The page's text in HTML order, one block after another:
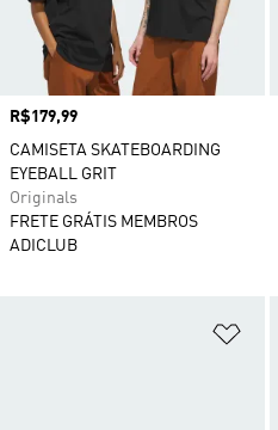
Preço
R$179,99
CAMISETA SKATEBOARDING
EYEBALL GRIT
Originals
FRETE GRÁTIS MEMBROS
ADICLUB